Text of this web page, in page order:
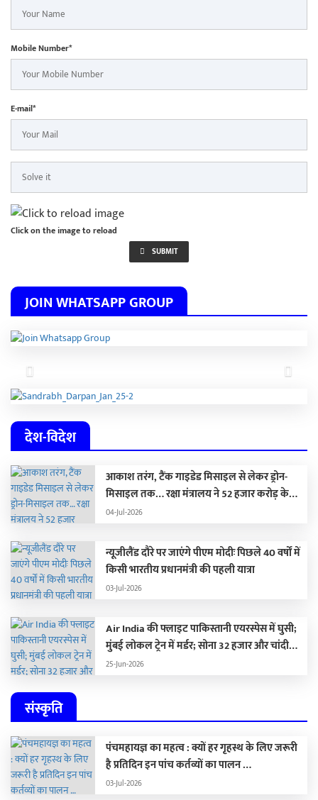
Mobile Number*
E-mail*
Click on the image to reload
SUBMIT
JOIN WHATSAPP GROUP
Previous Next
देश-विदेश
आकाश तरंग, टैंक गाइडेड मिसाइल से लेकर ड्रोन-
मिसाइल तक… रक्षा मंत्रालय ने 52 हजार करोड़ के
हथियार खरीदने की मंजूरी दी
04-Jul-2026
न्यूजीलैंड दौरे पर जाएंगे पीएम मोदीः पिछले 40 वर्षों में
किसी भारतीय प्रधानमंत्री की पहली यात्रा
03-Jul-2026
Air India की फ्लाइट पाकिस्तानी एयरस्पेस में घुसी;
मुंबई लोकल ट्रेन में मर्डर; सोना 32 हजार और चांदी
1.59 लाख रुपए सस्ती
25-Jun-2026
संस्कृति
पंचमहायज्ञ का महत्व : क्यों हर गृहस्थ के लिए जरूरी
है प्रतिदिन इन पांच कर्तव्यों का पालन …
03-Jul-2026